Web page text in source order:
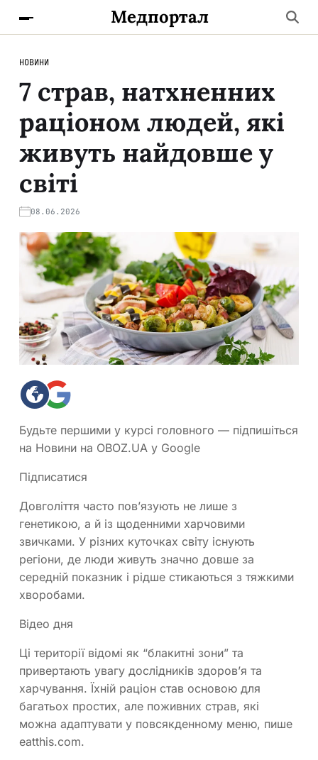
Медпортал
НОВИНИ
7 страв, натхненних
раціоном людей, які
живуть найдовше у
світі
08.06.2026
Будьте першими у курсі головного — підпишіться
на Новини на OBOZ.UA у Google
Підписатися
Довголіття часто пов’язують не лише з
генетикою, а й із щоденними харчовими
звичками. У різних куточках світу існують
регіони, де люди живуть значно довше за
середній показник і рідше стикаються з тяжкими
хворобами.
Відео дня
Ці території відомі як “блакитні зони” та
привертають увагу дослідників здоров’я та
харчування. Їхній раціон став основою для
багатьох простих, але поживних страв, які
можна адаптувати у повсякденному меню, пише
eatthis.com.